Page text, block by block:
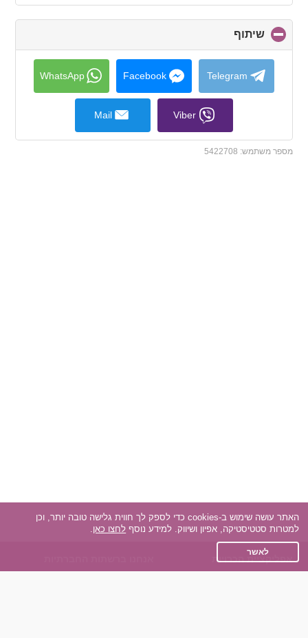
contents
שיתוף
to
collapse
contents
Telegram
Facebook
WhatsApp
Viber
Mail
מספר משתמש: 5422708
אפליקציית הכרויות
האתר עושה שימוש ב-cookies כדי לספק לך חווית גלישה טובה יותר, וכן
למטרות סטטיסטיקה, אפיון ושיווק. למידע נוסף לחצו כאן.
לאשר